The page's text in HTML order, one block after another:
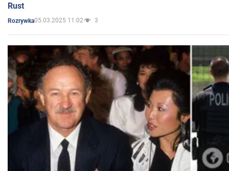
Rust
Rozrywka05.03.2025 11:02 3